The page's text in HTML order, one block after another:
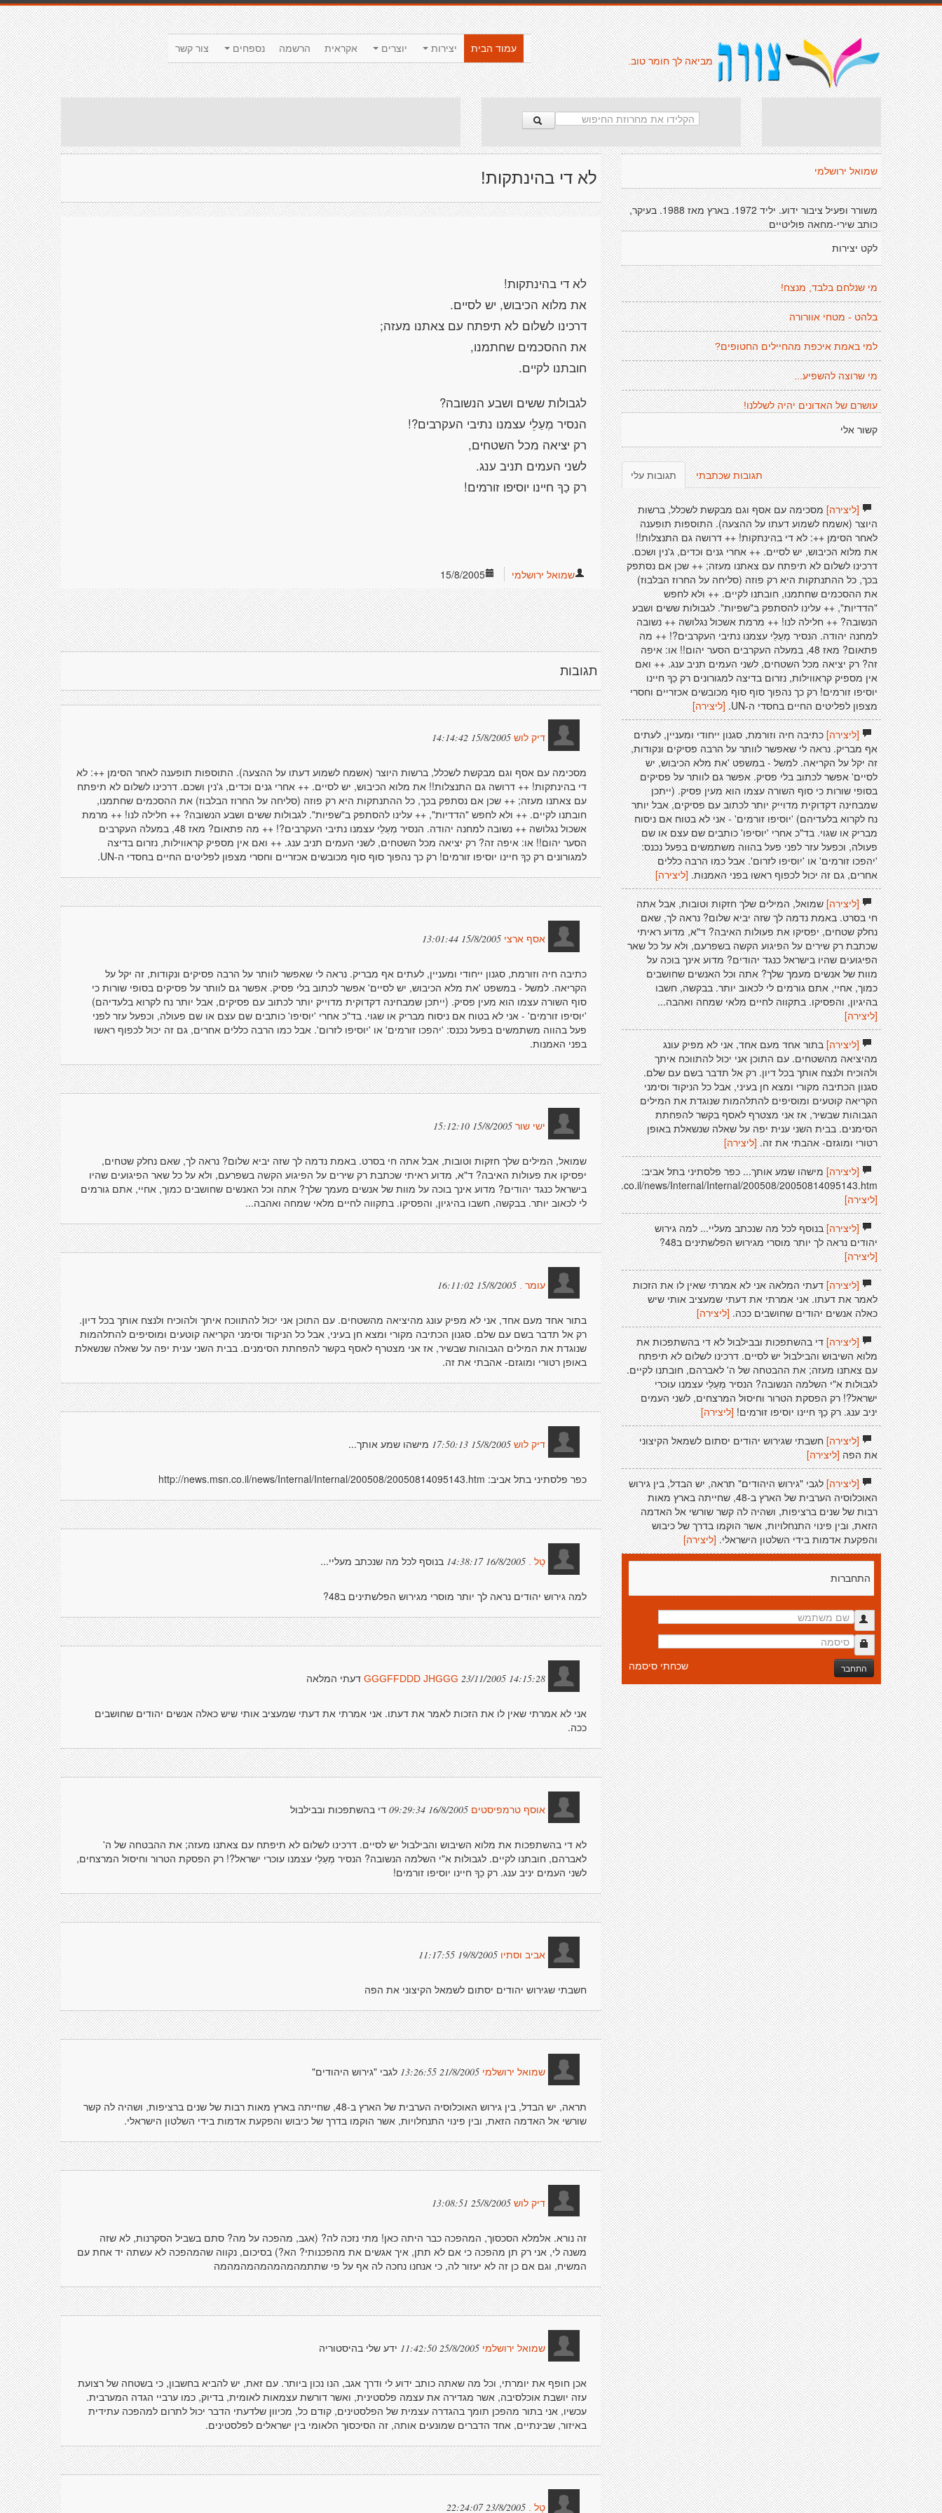
צור קשר נספחים הרשמה אקראית יוצרים יצירות
עמוד הבית
מביאה לך חומר טוב.
לא די בהינתקות!
לא די בהינתקות!
את מלוא הכיבוש, יש לסיים.
דרכינו לשלום לא תיפתח עם צאתנו מעזה;
את ההסכמים שחתמנו,
חובתנו לקיים.
לגבולות ששים ושבע הנשובה?
הנסיר מְעַלֵי עצמנו נתיבי העקרבים?!
רק יציאה מכל השטחים,
לשני העמים תניב ענג.
רק כַךָ חיינו יוסיפו זורמים!
15/8/2005 שמואל ירושלמי
תגובות
דיק לוש 15/8/2005 14:14:42
מסכימה עם אסף וגם מבקשת לשכלל, ברשות היוצר (אשמח לשמוע דעתו על ההצעה). התוספות תופענה לאחר הסימן ++: לא
די בהינתקות! ++ דרושה גם התנצלות!! את מלוא הכיבוש, יש לסיים. ++ אחרי גנים וכדים, ג'נין ושכם. דרכינו לשלום לא תיפתח
עם צאתנו מעזה; ++ שכן אם נסתפק בכך, כל ההתנתקות היא רק פוזה (סליחה על החרוז הבלבוז) את ההסכמים שחתמנו,
חובתנו לקיים. ++ ולא לחפש "הדדיות", ++ עלינו להסתפק ב"שפיות". לגבולות ששים ושבע הנשובה? ++ חלילה לנו! ++ מרמת
אשכול נגלושה ++ נשובה למחנה יהודה. הנסיר מְעַלֵי עצמנו נתיבי העקרבים?! ++ מה פתאום? מאז 48, במעלה העקרבים
הסער יהום!! או: איפה זה? רק יציאה מכל השטחים, לשני העמים תניב ענג. ++ ואם אין מספיק קראווילות, נזרום בדיצה
למגורונים רק כַךָ חיינו יוסיפו זורמים! רק כך נהפוך סוף סוף מכובשים אכזריים וחסרי מצפון לפליטים החיים בחסדי ה-UN.
אסף ארצי 15/8/2005 13:01:44
כתיבה חיה וזורמת, סגנון ייחודי ומעניין, לעתים אף מבריק. נראה לי שאפשר לוותר על הרבה פסיקים ונקודות, זה יקל על
הקריאה. למשל - במשפט 'את מלא הכיבוש, יש לסיים' אפשר לכתוב בלי פסיק. אפשר גם לוותר על פסיקים בסופי שורות כי
סוף השורה עצמו הוא מעין פסיק. (ייתכן שמבחינה דקדוקית מדוייק יותר לכתוב עם פסיקים, אבל יותר נח לקרוא בלעדיהם)
'יוסיפו זורמים' - אני לא בטוח אם ניסוח מבריק או שגוי. בד"כ אחרי 'יוסיפו' כותבים שם עצם או שם פעולה, וכפעל עזר לפני
פעל בהווה משתמשים בפעל נכנס: 'יהפכו זורמים' או 'יוסיפו לזרום'. אבל כמו הרבה כללים אחרים, גם זה יכול לכפוף ראשו
בפני האמנות.
ישי שור 15/8/2005 15:12:10
שמואל, המילים שלך חזקות וטובות, אבל אתה חי בסרט. באמת נדמה לך שזה יביא שלום? נראה לך, שאם נחלק שטחים,
יפסיקו את פעולות האיבה? ד"א, מדוע ראיתי שכתבת רק שירים על הפיגוע הקשה בשפרעם, ולא על כל שאר הפיגועים שהיו
בישראל כנגד יהודים? מדוע אינך בוכה על מוות של אנשים מעמך שלך? אתה וכל האנשים שחושבים כמוך, אחיי, אתם גורמים
לי לכאוב יותר. בבקשה, חשבו בהיגיון, והפסיקו. בתקווה לחיים מלאי שמחה ואהבה...
עומר . 15/8/2005 16:11:02
בתור אחד מעם אחד, אני לא מפיק עונג מהיציאה מהשטחים. עם התוכן אני יכול להתווכח איתך ולהוכיח ולנצח אותך בכל דיון.
רק אל תדבר בשם עם שלם. סגנון הכתיבה מקורי ומצא חן בעיני, אבל כל הניקוד וסימני הקריאה קוטעים ומוסיפים להתלהמות
שנוגדת את המילים הגבוהות שבשיר, אז אני מצטרף לאסף בקשר להפחתת הסימנים. בבית השני ענית יפה על שאלה שנשאלת
באופן רטורי ומוגזם- אהבתי את זה.
דיק לוש 15/8/2005 17:50:13 מישהו שמע אותך...
כפר פלסתיני בתל אביב: http://news.msn.co.il/news/Internal/Internal/200508/20050814095143.htm
טַל . 16/8/2005 14:38:17 בנוסף לכל מה שנכתב מעליי...
למה גירוש יהודים נראה לך יותר מוסרי מגירוש הפלשתינים ב48?
GGGFFDDD JHGGG 23/11/2005 14:15:28 דעתי המלאה
אני לא אמרתי שאין לו את הזכות לאמר את דעתו. אני אמרתי את דעתי שמעציב אותי שיש כאלה אנשים יהודים שחושבים
ככה.
אוסף טרמפיסטים 16/8/2005 09:29:34 די בהשתפכות ובבילבול
לא די בהשתפכות את מלוא השיבוש והבילבול יש לסיים. דרכינו לשלום לא תיפתח עם צאתנו מעזה; את ההבטחה של ה'
לאברהם, חובתנו לקיים. לגבולות א"י השלמה הנשובה? הנסיר מְעַלֵי עצמנו עוכרי ישראל?! רק הפסקת הטרור וחיסול המרצחים,
לשני העמים יניב ענג. רק כַךָ חיינו יוסיפו זורמים!
אביב וסתיו 19/8/2005 11:17:55
חשבתי שגירוש יהודים יסתום לשמאל הקיצוני את הפה
שמואל ירושלמי 21/8/2005 13:26:55 לגבי "גירוש היהודים"
תראה, יש הבדל, בין גירוש האוכלוסיה הערבית של הארץ ב-48, שחייתה בארץ מאות רבות של שנים ברציפות, ושהיה לה קשר
שורשי אל האדמה הזאת, ובין פינוי התנחלויות, אשר הוקמו בדרך של כיבוש והפקעת אדמות בידי השלטון הישראלי.
דיק לוש 25/8/2005 13:08:51
זה נורא. אלמלא הסכסוך, המהפכה כבר היתה כאן! מתי נזכה לה? (אגב, מהפכה על מה? סתם בשביל הסקרנות, לא שזה
משנה לי, אני רק תן מהפכה כי אם לא תתן, איך אגשים את מהפכנותי? הא?) בסיכום, נקווה שהמהפכה לא עשתה יד אחת עם
המשיח, וגם אם כן זה לא יעזור לה, כי אנחנו נחכה לה אף על פי שתתמהמהמהמהמהמהמה
שמואל ירושלמי 25/8/2005 11:42:50 ידע שלי בהיסטוריה
אכן חופף את יומרתי, וכל מה שאתה כותב ידוע לי ודרך אגב, הנו נכון ביותר. עם זאת, יש להביא בחשבון, כי בשטחה של רצועת
עזה יושבת אוכלסיבה, אשר מגדירה את עצמה פלסטינית, ואשר דורשת עצמאות לאומית, בדיוק, כמו ערביי הגדה המערבית.
עכשיו, אני בתור מהפכן תומך בהגדרה עצמית של הפלסטינים, קודם כל, מכיוון שלדעתי הדבר יכול לתרום למהפכה עתידית
באיזור, שבינתיים, אחד הדברים שמונעים אותה, זה הסיכסוך הלאומי בין ישראלים לפלסטינים.
טַל . 23/8/2005 22:24:07
שמואל ירושלמי
משורר ופעיל ציבור ידוע. יליד 1972. בארץ מאז 1988. בעיקר,
כותב שירי-מחאה פוליטיים
לקט יצירות
מי שנלחם בלבד, מנצח!
בלהט - מטחי אוורורה
למי באמת איכפת מהחיילים החטופים?
מי שרוצה להשפיע...
עושרם של האדונים יהיה לשללנו!
קשור אלי
תגובות עלי תגובות שכתבתי
[ליצירה]מסכימה עם אסף וגם מבקשת לשכלל, ברשות
היוצר (אשמח לשמוע דעתו על ההצעה). התוספות תופענה
לאחר הסימן ++: לא די בהינתקות! ++ דרושה גם התנצלות!!
את מלוא הכיבוש, יש לסיים. ++ אחרי גנים וכדים, ג'נין ושכם.
דרכינו לשלום לא תיפתח עם צאתנו מעזה; ++ שכן אם נסתפק
בכך, כל ההתנתקות היא רק פוזה (סליחה על החרוז הבלבוז)
את ההסכמים שחתמנו, חובתנו לקיים. ++ ולא לחפש
"הדדיות", ++ עלינו להסתפק ב"שפיות". לגבולות ששים ושבע
הנשובה? ++ חלילה לנו! ++ מרמת אשכול נגלושה ++ נשובה
למחנה יהודה. הנסיר מְעַלֵי עצמנו נתיבי העקרבים?! ++ מה
פתאום? מאז 48, במעלה העקרבים הסער יהום!! או: איפה
זה? רק יציאה מכל השטחים, לשני העמים תניב ענג. ++ ואם
אין מספיק קראווילות, נזרום בדיצה למגורונים רק כַךָ חיינו
יוסיפו זורמים! רק כך נהפוך סוף סוף מכובשים אכזריים וחסרי
מצפון לפליטים החיים בחסדי ה-UN.
[ליצירה]
[ליצירה]כתיבה חיה וזורמת, סגנון ייחודי ומעניין, לעתים
אף מבריק. נראה לי שאפשר לוותר על הרבה פסיקים ונקודות,
זה יקל על הקריאה. למשל - במשפט 'את מלא הכיבוש, יש
לסיים' אפשר לכתוב בלי פסיק. אפשר גם לוותר על פסיקים
בסופי שורות כי סוף השורה עצמו הוא מעין פסיק. (ייתכן
שמבחינה דקדוקית מדוייק יותר לכתוב עם פסיקים, אבל יותר
נח לקרוא בלעדיהם) 'יוסיפו זורמים' - אני לא בטוח אם ניסוח
מבריק או שגוי. בד"כ אחרי 'יוסיפו' כותבים שם עצם או שם
פעולה, וכפעל עזר לפני פעל בהווה משתמשים בפעל נכנס:
'יהפכו זורמים' או 'יוסיפו לזרום'. אבל כמו הרבה כללים
אחרים, גם זה יכול לכפוף ראשו בפני האמנות. [ליצירה]
[ליצירה]שמואל, המילים שלך חזקות וטובות, אבל אתה
חי בסרט. באמת נדמה לך שזה יביא שלום? נראה לך, שאם
נחלק שטחים, יפסיקו את פעולות האיבה? ד"א, מדוע ראיתי
שכתבת רק שירים על הפיגוע הקשה בשפרעם, ולא על כל שאר
הפיגועים שהיו בישראל כנגד יהודים? מדוע אינך בוכה על
מוות של אנשים מעמך שלך? אתה וכל האנשים שחושבים
כמוך, אחיי, אתם גורמים לי לכאוב יותר. בבקשה, חשבו
בהיגיון, והפסיקו. בתקווה לחיים מלאי שמחה ואהבה...
[ליצירה]
[ליצירה]בתור אחד מעם אחד, אני לא מפיק עונג
מהיציאה מהשטחים. עם התוכן אני יכול להתווכח איתך
ולהוכיח ולנצח אותך בכל דיון. רק אל תדבר בשם עם שלם.
סגנון הכתיבה מקורי ומצא חן בעיני, אבל כל הניקוד וסימני
הקריאה קוטעים ומוסיפים להתלהמות שנוגדת את המילים
הגבוהות שבשיר, אז אני מצטרף לאסף בקשר להפחתת
הסימנים. בבית השני ענית יפה על שאלה שנשאלת באופן
רטורי ומוגזם- אהבתי את זה.[ליצירה]
[ליצירה]מישהו שמע אותך... כפר פלסתיני בתל אביב:
http://news.msn.co.il/news/Internal/Internal/200508/20050814095143.htm
[ליצירה]
[ליצירה]בנוסף לכל מה שנכתב מעליי... למה גירוש
יהודים נראה לך יותר מוסרי מגירוש הפלשתינים ב48?
[ליצירה]
[ליצירה]דעתי המלאה אני לא אמרתי שאין לו את הזכות
לאמר את דעתו. אני אמרתי את דעתי שמעציב אותי שיש
כאלה אנשים יהודים שחושבים ככה. [ליצירה]
[ליצירה]די בהשתפכות ובבילבול לא די בהשתפכות את
מלוא השיבוש והבילבול יש לסיים. דרכינו לשלום לא תיפתח
עם צאתנו מעזה; את ההבטחה של ה' לאברהם, חובתנו לקיים.
לגבולות א"י השלמה הנשובה? הנסיר מְעַלֵי עצמנו עוכרי
ישראל?! רק הפסקת הטרור וחיסול המרצחים, לשני העמים
יניב ענג. רק כַךָ חיינו יוסיפו זורמים![ליצירה]
[ליצירה]חשבתי שגירוש יהודים יסתום לשמאל הקיצוני
את הפה [ליצירה]
[ליצירה]לגבי "גירוש היהודים" תראה, יש הבדל, בין גירוש
האוכלוסיה הערבית של הארץ ב-48, שחייתה בארץ מאות
רבות של שנים ברציפות, ושהיה לה קשר שורשי אל האדמה
הזאת, ובין פינוי התנחלויות, אשר הוקמו בדרך של כיבוש
והפקעת אדמות בידי השלטון הישראלי. [ליצירה]
התחברות
התחבר שכחתי סיסמה